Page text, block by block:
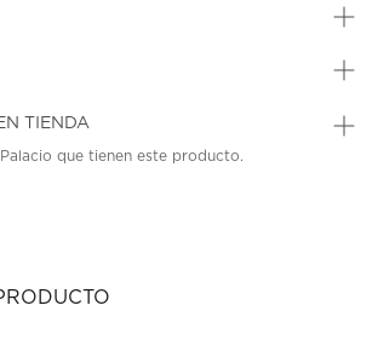
TIENDA
que tienen este producto.